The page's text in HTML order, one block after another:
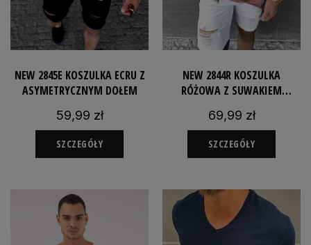
NEW 2845E KOSZULKA ECRU Z
ASYMETRYCZNYM DOŁEM
59,99 zł
SZCZEGÓŁY
NEW 2844R KOSZULKA
RÓŻOWA Z SUWAKIEM
69,99 zł
SZCZEGÓŁY